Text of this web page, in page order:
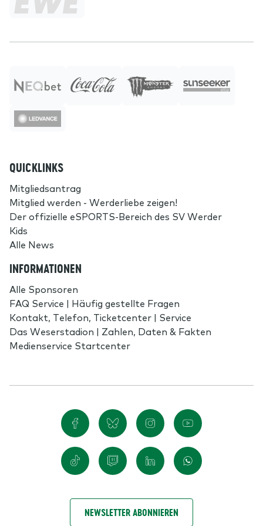
QUICKLINKS
Mitgliedsantrag
Mitglied werden - Werderliebe zeigen!
Der offizielle eSPORTS-Bereich des SV Werder
Kids
Alle News
INFORMATIONEN
Alle Sponsoren
FAQ Service | Häufig gestellte Fragen
Kontakt, Telefon, Ticketcenter | Service
Das Weserstadion | Zahlen, Daten & Fakten
Medienservice Startcenter
NEWSLETTER ABONNIEREN